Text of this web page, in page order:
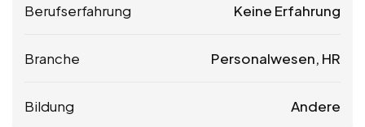
Berufserfahrung Keine Erfahrung
Branche Personalwesen, HR
Bildung Andere